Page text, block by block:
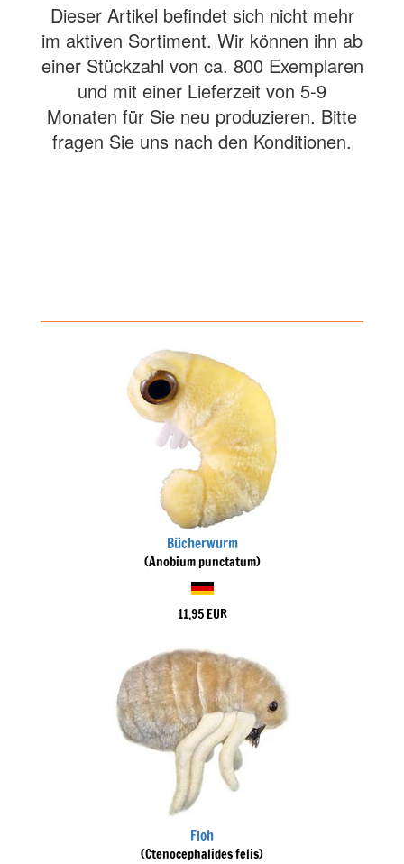
Dieser Artikel befindet sich nicht mehr
im aktiven Sortiment. Wir können ihn ab
einer Stückzahl von ca. 800 Exemplaren
und mit einer Lieferzeit von 5-9
Monaten für Sie neu produzieren. Bitte
fragen Sie uns nach den Konditionen.
Bücherwurm
(Anobium punctatum)
11,95 EUR
Floh
(Ctenocephalides felis)